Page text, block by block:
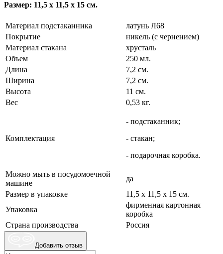
Размер: 11,5 х 11,5 х 15 см.
Материал подстаканника
латунь Л68
Покрытие
никель (с чернением)
Материал стакана
хрусталь
Объем
250 мл.
Длина
7,2 см.
Ширина
7,2 см.
Высота
11 см.
Вес
0,53 кг.
Комплектация
- подстаканник;
- стакан;
- подарочная коробка.
Можно мыть в посудомоечной
машине
да
Размер в упаковке
11,5 х 11,5 х 15 см.
Упаковка
фирменная картонная
коробка
Страна производства
Россия
Добавить отзыв